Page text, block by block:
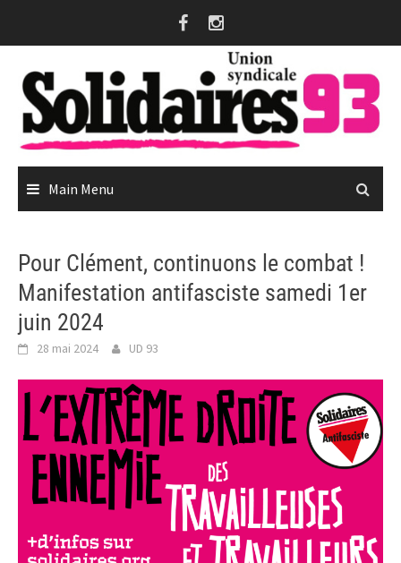
Main Menu
Pour Clément, continuons le combat !
Manifestation antifasciste samedi 1er
juin 2024
28 mai 2024 UD 93